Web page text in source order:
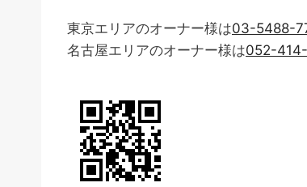
東京エリアのオーナー様は03-5488-
名古屋エリアのオーナー様は052-